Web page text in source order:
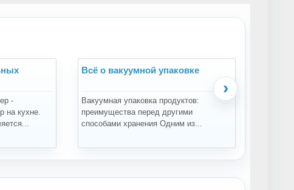
›
-
на кухне.
Всё о вакуумной упаковке
Вакуумная упаковка продуктов:
преимущества перед другими
способами хранения Одним из...